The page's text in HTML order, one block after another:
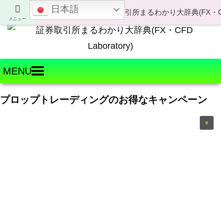
Welcome to FX・CFD Laboratory!
MENU
プロップトレーディングのお得なキャンペーン
メニュー
日本語